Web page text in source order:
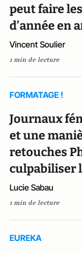
peut faire
d’année en
Vincent Soulier
1 min de lecture
FORMATAGE !
Journaux
et une
retouches
culpabiliser
Lucie Sabau
1 min de lecture
EUREKA